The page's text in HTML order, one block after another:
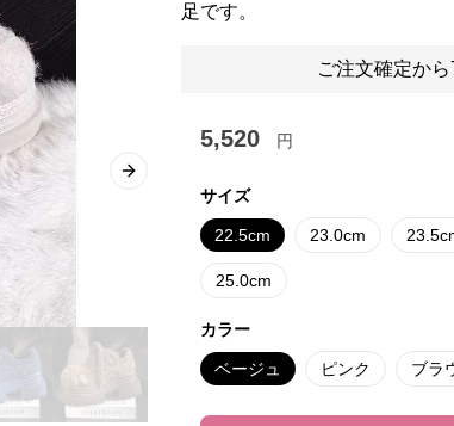
Next slide
足です。
ご注文確定か
5,520 円
サイズ
22.5cm 23.0cm
25.0cm
カラー
ベージュ ピンク ブラ